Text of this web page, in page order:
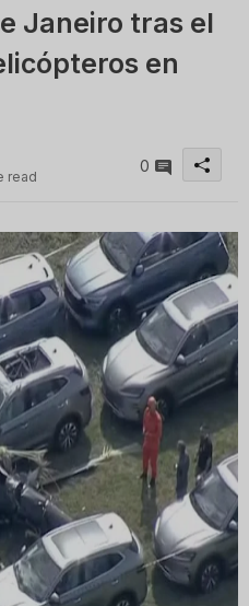
Janeiro tras el
en
read
0